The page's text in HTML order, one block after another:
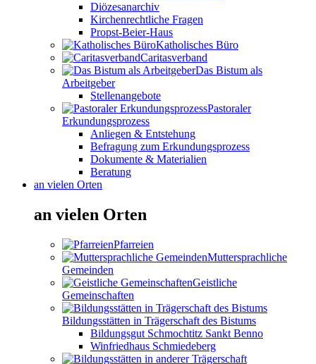
Diözesanarchiv
Kirchenrechtliche Fragen
Propst-Beier-Haus
Katholisches Büro
Caritasverband
Das Bistum als
Arbeitgeber
Stellenangebote
Pastoraler
Erkundungsprozess
Anliegen & Entstehung
Befragung zum Erkundungsprozess
Dokumente & Materialien
Beratung
an vielen Orten
an vielen Orten
Pfarreien
Muttersprachliche
Gemeinden
Geistliche
Gemeinschaften
Bildungsstätten in Trägerschaft des Bistums
Bildungsgut Schmochtitz Sankt Benno
Winfriedhaus Schmiedeberg